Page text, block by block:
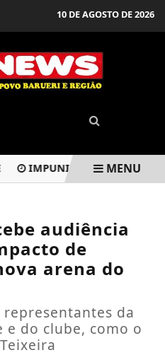
10 DE AGOSTO DE 2026
IMPUNIDADE, OMISSÃO E
MENU
audiência
de
arena do
da
do clube, como o